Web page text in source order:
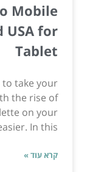
Mobile
USA for
Tablet
take your
the rise of
on your
In this...
קרא עוד »